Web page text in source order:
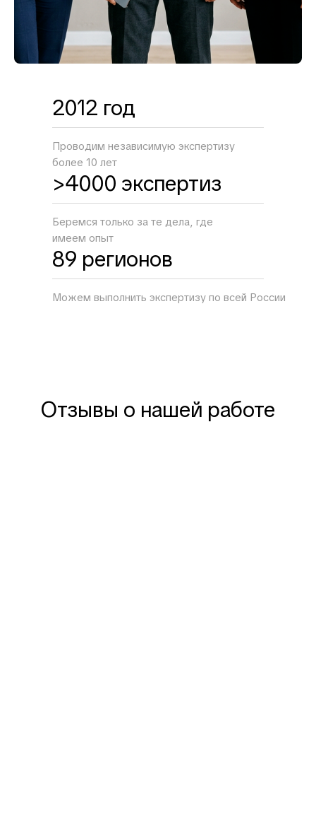
2012 год
Проводим независимую экспертизу
более 10 лет
>4000 экспертиз
Беремся только за те дела, где
имеем опыт
89 регионов
Можем выполнить экспертизу по всей России
Отзывы о нашей работе